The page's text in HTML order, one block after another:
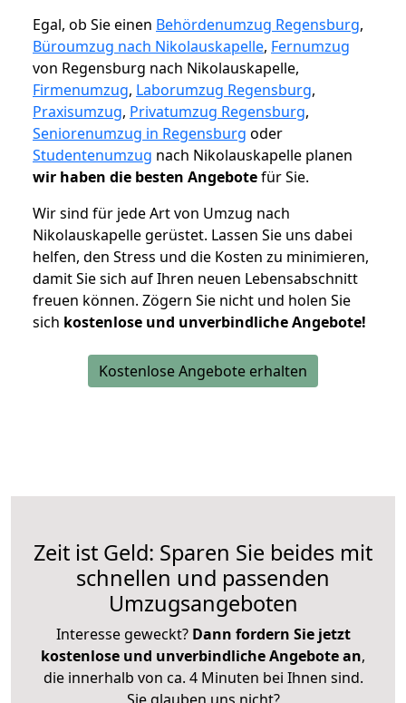
Egal, ob Sie einen Behördenumzug Regensburg,
Büroumzug nach Nikolauskapelle, Fernumzug
von Regensburg nach Nikolauskapelle,
Firmenumzug, Laborumzug Regensburg,
Praxisumzug, Privatumzug Regensburg,
Seniorenumzug in Regensburg oder
Studentenumzug nach Nikolauskapelle planen
wir haben die besten Angebotefür Sie.
Wir sind für jede Art von Umzug nach
Nikolauskapelle gerüstet. Lassen Sie uns dabei
helfen, den Stress und die Kosten zu minimieren,
damit Sie sich auf Ihren neuen Lebensabschnitt
freuen können. Zögern Sie nicht und holen Sie
sich kostenlose und unverbindliche Angebote!
Kostenlose Angebote erhalten
Zeit ist Geld: Sparen Sie beides mit
schnellen und passenden
Umzugsangeboten
Interesse geweckt? Dann fordern Sie jetzt
kostenlose und unverbindliche Angebote an,
die innerhalb von ca. 4 Minuten bei Ihnen sind.